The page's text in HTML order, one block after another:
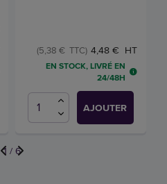
4,48 € HT
(5,38 € TTC)
EN STOCK, LIVRÉ EN
24/48H
AJOUTER
1 / 6